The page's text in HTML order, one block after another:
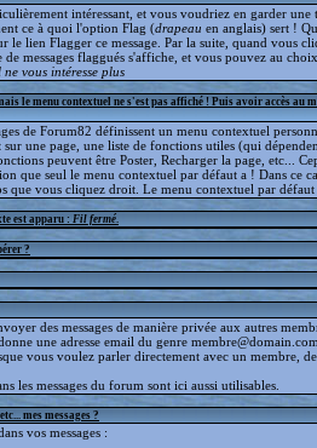
intéressant, et vous voudriez en garder une
ce à quoi l'option Flag (drapeau en anglais) sert !
le lien Flagger ce message. Par la suite, quand vous
de messages flaggués s'affiche, et vous pouvez au
vous intéresse plus
le menu contextuel ne s'est pas affiché ! Puis avoir accès au
de Forum82 définissent un menu contextuel
une page, une liste de fonctions utiles (qui
peuvent être Poster, Recharger la page, etc...
que seul le menu contextuel par défaut a ! Dans ce
que vous cliquez droit. Le menu contextuel par
est apparu : Fil fermé
?
des messages de manière privée aux autres
une adresse email du genre
vous voulez parler directement avec un membre,
les messages du forum sont ici aussi utilisables.
mes messages ?
vos messages :